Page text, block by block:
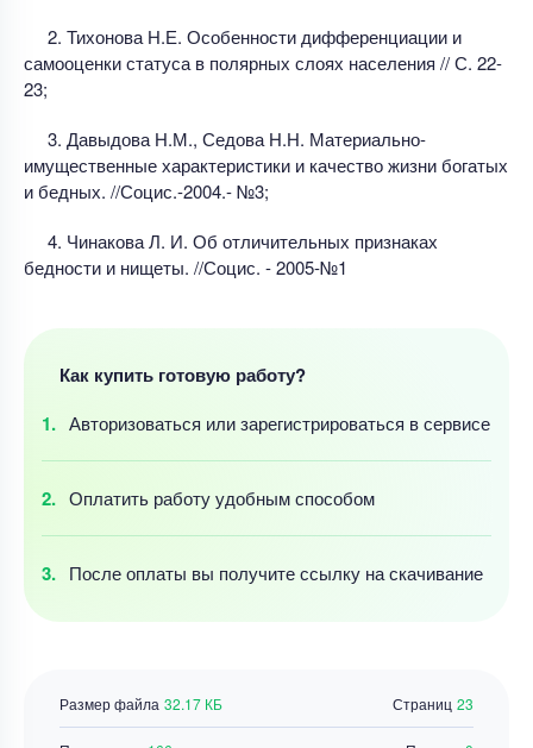
2. Тихонова Н.Е. Особенности дифференциации и
самооценки статуса в полярных слоях населения // С. 22-
23;
3. Давыдова Н.М., Седова Н.Н. Материально-
имущественные характеристики и качество жизни богатых
и бедных. //Социс.-2004.- №3;
4. Чинакова Л. И. Об отличительных признаках
бедности и нищеты. //Социс. - 2005-№1
Как купить готовую работу?
Авторизоваться или зарегистрироваться в сервисе
Оплатить работуудобнымспособом
После оплаты вы получите ссылку на скачивание
Страниц 23
Размер файла 32.17 КБ